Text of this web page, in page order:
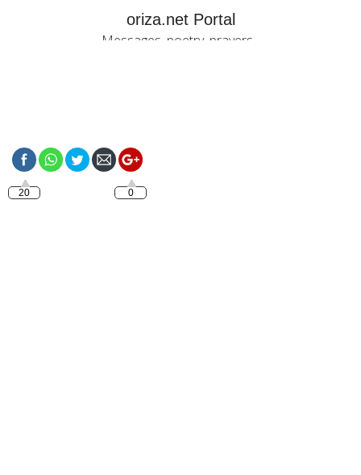
oriza.net Portal
Messages, poetry, prayers...
20 0